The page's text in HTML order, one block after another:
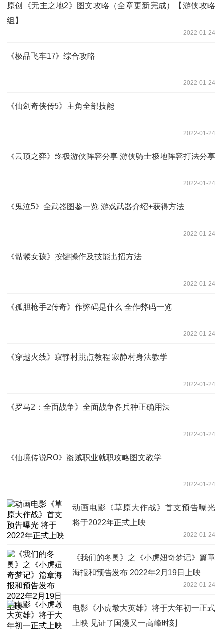
原创《无主之地2》图文攻略（全章更新完成）【游侠攻略
组】
2022-01-24
《极品飞车17》综合攻略
2022-01-24
《仙剑奇侠传5》主角全部技能
2022-01-24
《云顶之弈》终极游侠阵容分享 游侠骑士极地阵容打法分享
2022-01-24
《鬼泣5》全武器图鉴一览 游戏武器介绍+获得方法
2022-01-24
《骷髅女孩》按键操作及技能出招方法
2022-01-24
《孤胆枪手2传奇》作弊码是什么 全作弊码一览
2022-01-24
《穿越火线》寂静村跳点教程 寂静村身法教学
2022-01-24
《罗马2：全面战争》全面战争各兵种正确用法
2022-01-24
《仙境传说RO》盗贼职业就职攻略图文教学
2022-01-24
动画电影《草原大作战》首支预告曝光
将于2022年正式上映
2022-01-24
《我们的冬奥》之《小虎妞奇梦记》篇章
海报和预告发布 2022年2月19日上映
2022-01-24
电影《小虎墩大英雄》将于大年初一正式
上映 见证了国漫又一高峰时刻